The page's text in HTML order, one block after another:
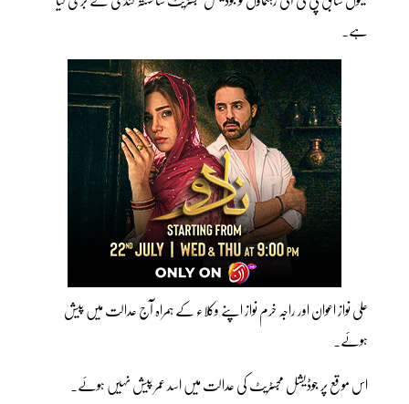
ہے۔
علی نواز اعوان اور راجہ خرم نواز اپنے وکلاء کے ہمراہ آج عدالت میں پیش
ہوئے۔
اس موقع پر جوڈیشل مجسٹریٹ کی عدالت میں اسد عمر پیش نہیں ہوئے۔